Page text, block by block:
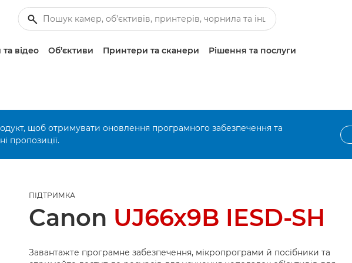
відео Об’єктиви Принтери та сканери Рішення та послуги
щоб отримувати оновлення програмного забезпечення та
пропозиції.
ПІДТРИМКА
Canon UJ66x9B IESD-SH
Завантажте програмне забезпечення, мікропрограми й посібники та